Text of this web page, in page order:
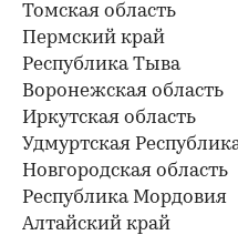
Томская область
Пермский край
Республика Тыва
Воронежская область
Иркутская область
Удмуртская
Новгородская область
Республика Мордовия
Алтайский край